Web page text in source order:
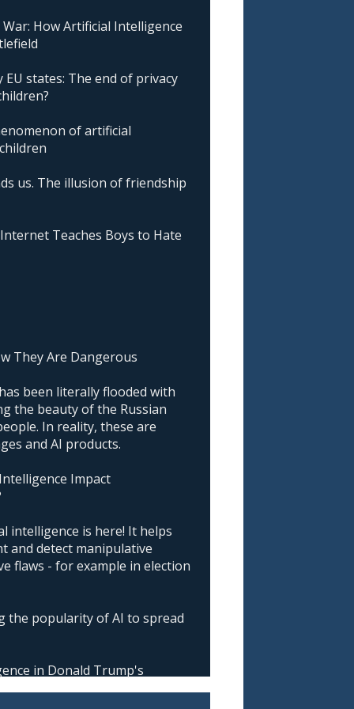
How Artificial Intelligence
states: The end of privacy
of artificial
us. The illusion of friendship
Teaches Boys to Hate
They Are Dangerous
been literally flooded with
the beauty of the Russian
In reality, these are
and AI products.
Impact
intelligence is here! It helps
and detect manipulative
flaws - for example in election
the popularity of AI to spread
in Donald Trump's